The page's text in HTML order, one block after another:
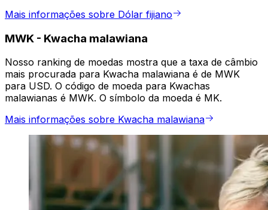
Mais informações sobre Dólar fijiano
MWK - Kwacha malawiana
Nosso ranking de moedas mostra que a taxa de câmbio
mais procurada para Kwacha malawiana é de MWK
para USD. O código de moeda para Kwachas
malawianas é MWK. O símbolo da moeda é MK.
Mais informações sobre Kwacha malawiana